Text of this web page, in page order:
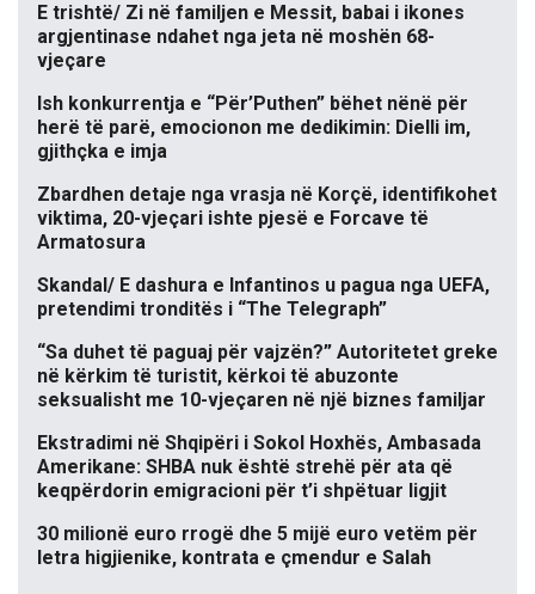
E trishtë/ Zi në familjen e Messit, babai i ikones
argjentinase ndahet nga jeta në moshën 68-
vjeçare
Ish konkurrentja e “Për’Puthen” bëhet nënë për
herë të parë, emocionon me dedikimin: Dielli im,
gjithçka e imja
Zbardhen detaje nga vrasja në Korçë, identifikohet
viktima, 20-vjeçari ishte pjesë e Forcave të
Armatosura
Skandal/ E dashura e Infantinos u pagua nga UEFA,
pretendimi tronditës i “The Telegraph”
“Sa duhet të paguaj për vajzën?” Autoritetet greke
në kërkim të turistit, kërkoi të abuzonte
seksualisht me 10-vjeçaren në një biznes familjar
Ekstradimi në Shqipëri i Sokol Hoxhës, Ambasada
Amerikane: SHBA nuk është strehë për ata që
keqpërdorin emigracioni për t’i shpëtuar ligjit
30 milionë euro rrogë dhe 5 mijë euro vetëm për
letra higjienike, kontrata e çmendur e Salah